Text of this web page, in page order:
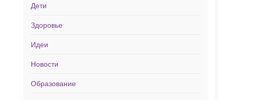
Дети
Здоровье
Идеи
Новости
Образование